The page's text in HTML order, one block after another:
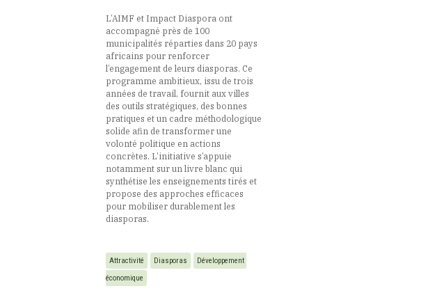
L’AIMF et Impact Diaspora ont
accompagné près de 100
municipalités réparties dans 20 pays
africains pour renforcer
l’engagement de leurs diasporas. Ce
programme ambitieux, issu de trois
années de travail, fournit aux villes
des outils stratégiques, des bonnes
pratiques et un cadre méthodologique
solide afin de transformer une
volonté politique en actions
concrètes. L’initiative s’appuie
notamment sur un livre blanc qui
synthétise les enseignements tirés et
propose des approches efficaces
pour mobiliser durablement les
diasporas.
Attractivité Diasporas
Développement
économique